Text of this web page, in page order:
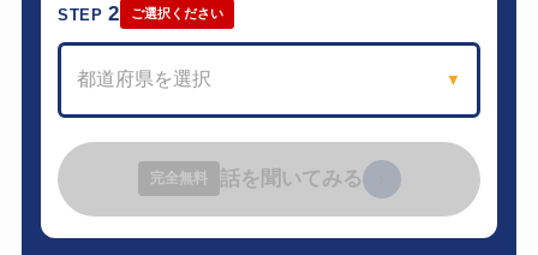
STEP2 ご選択ください
都道府県を選択 ▼
完全無料 話を聞いてみる